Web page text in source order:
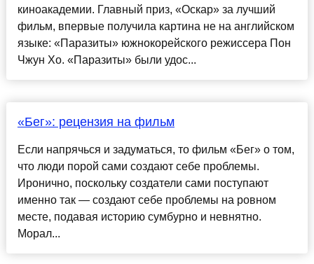
киноакадемии. Главный приз, «Оскар» за лучший
фильм, впервые получила картина не на английском
языке: «Паразиты» южнокорейского режиссера Пон
Чжун Хо. «Паразиты» были удос...
«Бег»: рецензия на фильм
Если напрячься и задуматься, то фильм «Бег» о том,
что люди порой сами создают себе проблемы.
Иронично, поскольку создатели сами поступают
именно так — создают себе проблемы на ровном
месте, подавая историю сумбурно и невнятно.
Морал...